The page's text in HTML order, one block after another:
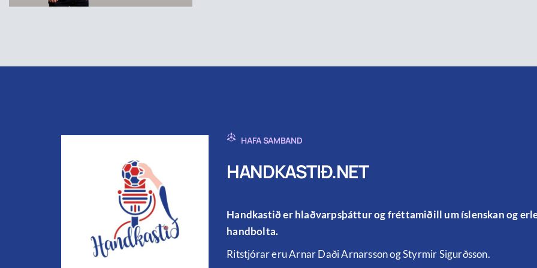
HAFA SAMBAND
HANDKASTIÐ.NET
Handkastið er hlaðvarpsþáttur og fréttamiðill um íslenskan og
handbolta.
Ritstjórar eru Arnar Daði Arnarsson og Styrmir Sigurðsson.